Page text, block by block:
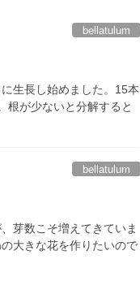
bellatulum
生長し始めました。15本
根が少ないと分解すると
bellatulum
芽数こそ増えてきていま
大きな花を作りたいので